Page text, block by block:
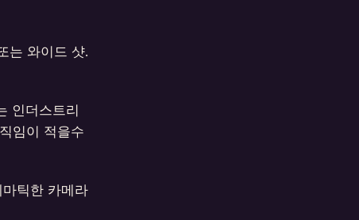
는 와이드 샷.
인더스트리
임이 적을수
틱한 카메라